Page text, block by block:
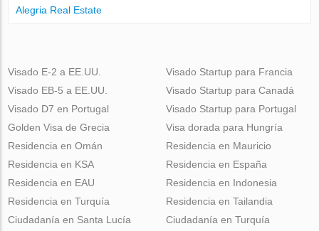
Alegria Real Estate
Visado E-2 a EE.UU.
Visado EB-5 a EE.UU.
Visado D7 en Portugal
Golden Visa de Grecia
Visado Startup para Francia
Visado Startup para Canadá
Visado Startup para Portugal
Visa dorada para Hungría
Residencia en Omán
Residencia en KSA
Residencia en EAU
Residencia en Turquía
Residencia en Mauricio
Residencia en España
Residencia en Indonesia
Residencia en Tailandia
Ciudadanía en Santa Lucía
Ciudadanía en Turquía